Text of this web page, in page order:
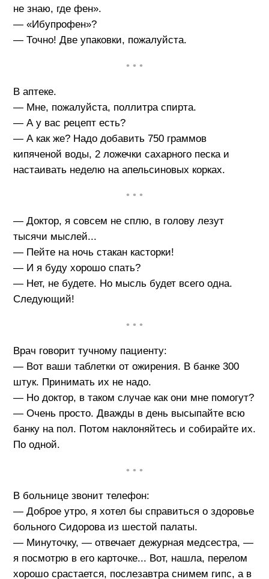
не знаю, где фен».
— «Ибупрофен»?
— Точно! Две упаковки, пожалуйста.
• • •
В аптеке.
— Мне, пожалуйста, поллитра спирта.
— А у вас рецепт есть?
— А как же? Надо добавить 750 граммов
кипяченой воды, 2 ложечки сахарного песка и
настаивать неделю на апельсиновых корках.
• • •
— Доктор, я совсем не сплю, в голову лезут
тысячи мыслей...
— Пейте на ночь стакан касторки!
— И я буду хорошо спать?
— Нет, не будете. Но мысль будет всего одна.
Следующий!
• • •
Врач говорит тучному пациенту:
— Вот ваши таблетки от ожирения. В банке 300
штук. Принимать их не надо.
— Но доктор, в таком случае как они мне помогут?
— Очень просто. Дважды в день высыпайте всю
банку на пол. Потом наклоняйтесь и собирайте их.
По одной.
• • •
В больнице звонит телефон:
— Доброе утро, я хотел бы справиться о здоровье
больного Сидорова из шестой палаты.
— Минуточку, — отвечает дежурная медсестра, —
я посмотрю в его карточке... Вот, нашла, перелом
хорошо срастается, послезавтра снимем гипс, а в